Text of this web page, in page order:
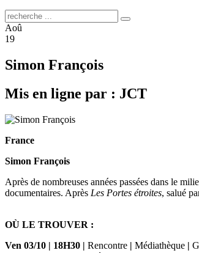
Aoû
19
Simon François
Mis en ligne par : JCT
France
Simon François
Après de nombreuses années passées dans le
documentaires. Après Les Portes étroites, salué
OÙ LE TROUVER :
Ven 03/10 | 18H30 | Rencontre | Médiathèque |